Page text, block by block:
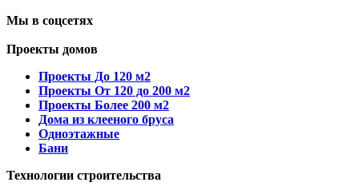
Мы в соцсетях
Проекты домов
Проекты До 120 м2
Проекты От 120 до 200 м2
Проекты Более 200 м2
Дома из клееного бруса
Одноэтажные
Бани
Технологии строительства